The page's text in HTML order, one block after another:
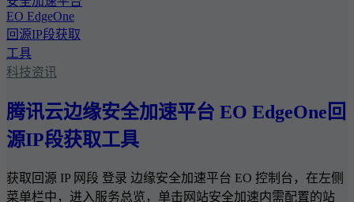
科技资讯
腾讯云边缘安全加速平台 EO EdgeOne回
源IP段获取工具
获取回源 IP 网段 登录 边缘安全加速平台 EO 控制台，在左侧
菜单栏中，进入服务总览，单击网站安全加速内需配置的站